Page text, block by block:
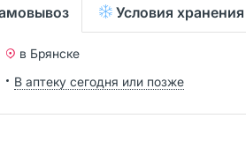
Условия хранения
в Брянске
В аптеку сегодня или позже